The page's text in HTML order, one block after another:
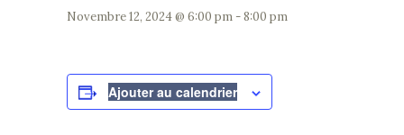
Novembre 12, 2024 @ 6:00 pm -8:00 pm
Ajouter au calendrier